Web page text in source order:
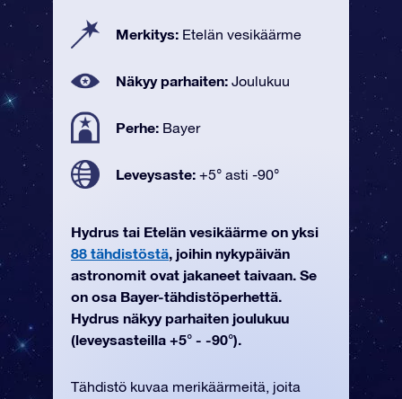
Merkitys: Etelän vesikäärme
Näkyy parhaiten: Joulukuu
Perhe: Bayer
Leveysaste: +5° asti -90°
Hydrus tai Etelän vesikäärme on yksi
88 tähdistöstä, joihin nykypäivän
astronomit ovat jakaneet taivaan. Se
on osa Bayer-tähdistöperhettä.
Hydrus näkyy parhaiten joulukuu
(leveysasteilla +5° - -90°).
Tähdistö kuvaa merikäärmeitä, joita